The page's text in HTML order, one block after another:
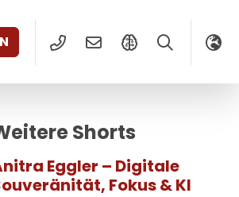
Shorts
Eggler – Digitale
Fokus & KI